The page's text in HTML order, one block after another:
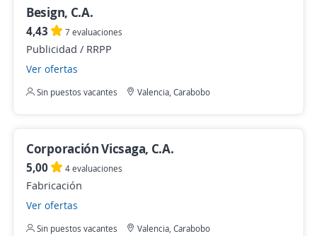
Besign, C.A.
4,43 7 evaluaciones
Publicidad / RRPP
Ver ofertas
Sin puestos vacantes Valencia, Carabobo
Corporación Vicsaga, C.A.
5,00 4 evaluaciones
Fabricación
Ver ofertas
Sin puestos vacantes Valencia, Carabobo